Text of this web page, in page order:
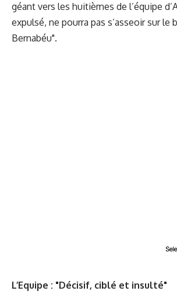
géant vers les huitièmes de l’équipe
expulsé, ne pourra pas s’asseoir sur le
Bernabéu".
L’Equipe : "Décisif, ciblé et insulté"